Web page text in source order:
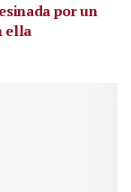
por un
ella